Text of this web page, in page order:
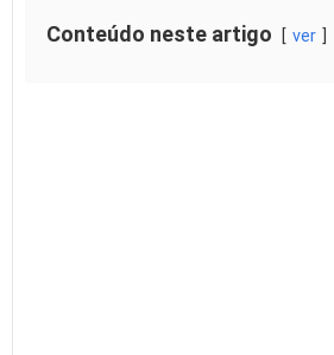
Conteúdo neste artigo ver